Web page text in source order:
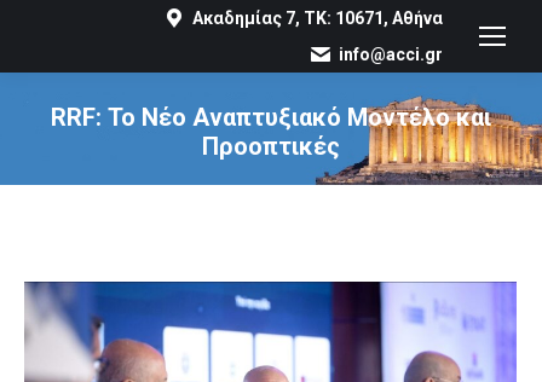
Ακαδημίας 7, ΤΚ: 10671, Αθήνα
info@acci.gr
RRF: Το Νέο Αναπτυξιακό Μοντέλο και
Προοπτικές
You are here: